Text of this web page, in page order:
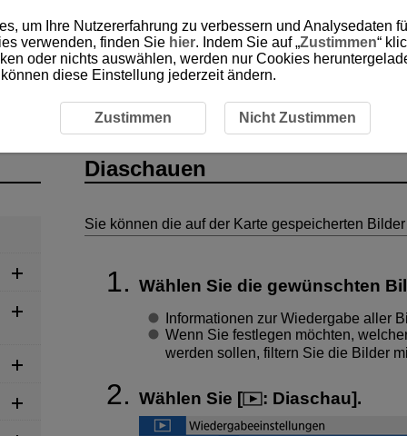
Diaschauen
Sie können die auf der Karte gespeicherten
Wählen Sie die gewünschten
Informationen zur Wiedergabe aller
Wenn Sie festlegen möchten,
werden sollen, filtern Sie die Bilder
Wählen Sie [ : Diaschau].
um Ihre Nutzererfahrung zu verbessern und Analysedaten
verwenden, finden Sie hier. Indem Sie auf „Zustimmen“
oder nichts auswählen, werden nur Cookies
diese Einstellung jederzeit ändern.
Zustimmen Nicht Zustimmen